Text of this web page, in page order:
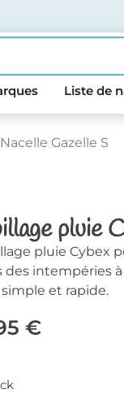
Liste de
Gazelle S
pluie
pluie Cybex
des intempéries à
et rapide.
€